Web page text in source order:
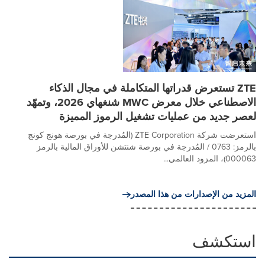
ZTE تستعرض قدراتها المتكاملة في مجال الذكاء
الاصطناعي خلال معرض MWC شنغهاي 2026، وتمهّد
لعصر جديد من عمليات تشغيل الرموز المميزة
استعرضت شركة ZTE Corporation (المُدرجة في بورصة هونج كونج
بالرمز: 0763 / المُدرجة في بورصة شنتشن للأوراق المالية بالرمز
000063)، المزود العالمي...
المزيد من الإصدارات من هذا المصدر
استكشف